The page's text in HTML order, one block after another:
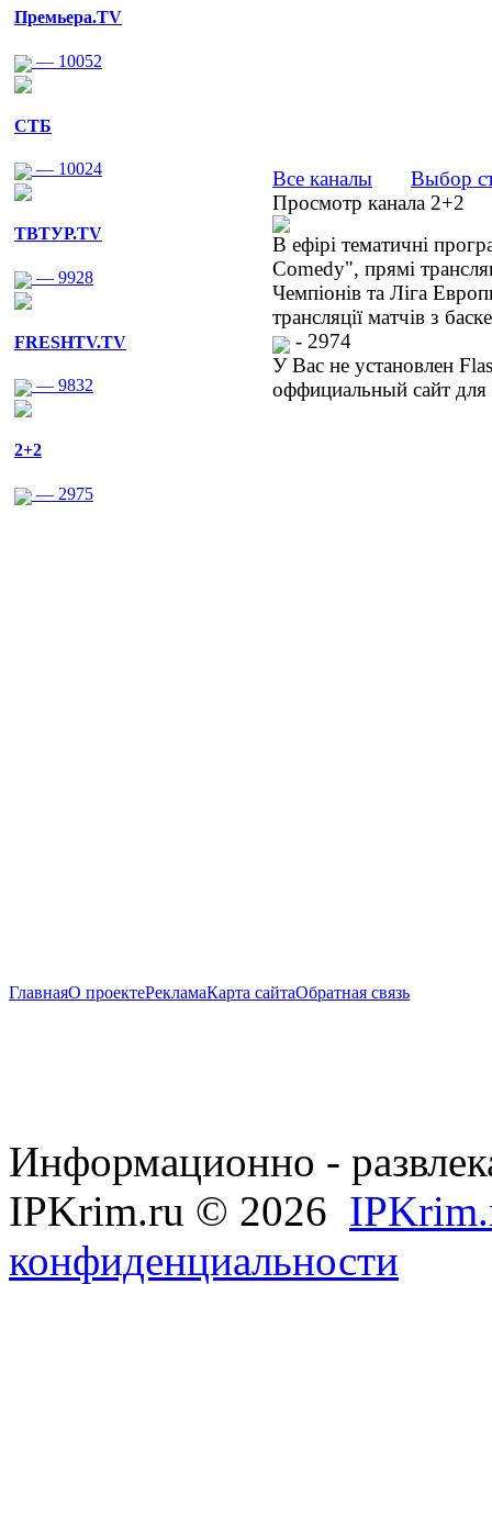
Премьера.TV
— 10052
СТБ
— 10024
ТВТУР.TV
— 9928
FRESHTV.TV
— 9832
2+2
— 2975
Все каналы
Выбор
Просмотр канала 2+2
В ефірі тематичні
Comedy", прямі
Чемпіонів та Ліга
трансляції матчів з
- 2974
У Вас не установлен
оффициальный сайт для
ГлавнаяО проектеРекламаКарта сайтаОбратная связь
Информационно -
IPKrim.ru © 2026
конфиденциальности